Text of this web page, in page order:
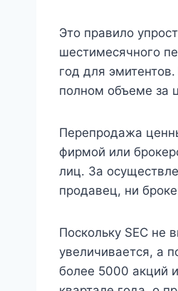
Это правило
шестимесячного
год для
полном объеме за
Перепродажа
фирмой или
лиц. За
продавец, ни
Поскольку SEC не
увеличивается, а
более 5000 акций